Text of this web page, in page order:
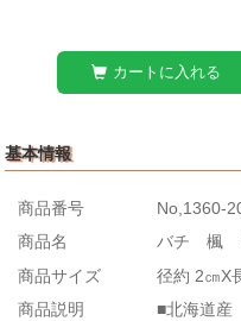
カートに入れる
基本情報
商品番号
No,1360-
商品名
バチ 楓
商品サイズ
径約 2㎝X
商品説明
■北海道